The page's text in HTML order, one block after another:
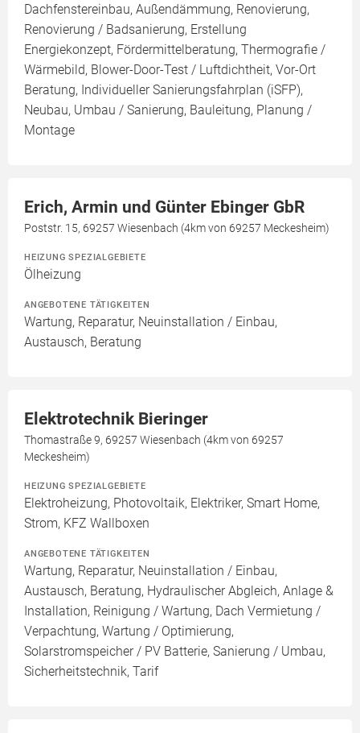
Dachfenstereinbau, Außendämmung, Renovierung,
Renovierung / Badsanierung, Erstellung
Energiekonzept, Fördermittelberatung, Thermografie /
Wärmebild, Blower-Door-Test / Luftdichtheit, Vor-Ort
Beratung, Individueller Sanierungsfahrplan (iSFP),
Neubau, Umbau / Sanierung, Bauleitung, Planung /
Montage
Erich, Armin und Günter Ebinger GbR
Poststr. 15, 69257 Wiesenbach (4km von 69257 Meckesheim)
HEIZUNG SPEZIALGEBIETE
Ölheizung
ANGEBOTENE TÄTIGKEITEN
Wartung, Reparatur, Neuinstallation / Einbau,
Austausch, Beratung
Elektrotechnik Bieringer
Thomastraße 9, 69257 Wiesenbach (4km von 69257
Meckesheim)
HEIZUNG SPEZIALGEBIETE
Elektroheizung, Photovoltaik, Elektriker, Smart Home,
Strom, KFZ Wallboxen
ANGEBOTENE TÄTIGKEITEN
Wartung, Reparatur, Neuinstallation / Einbau,
Austausch, Beratung, Hydraulischer Abgleich, Anlage &
Installation, Reinigung / Wartung, Dach Vermietung /
Verpachtung, Wartung / Optimierung,
Solarstromspeicher / PV Batterie, Sanierung / Umbau,
Sicherheitstechnik, Tarif